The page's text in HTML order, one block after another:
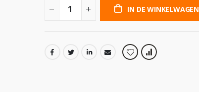
IN DE WINKELWAGEN